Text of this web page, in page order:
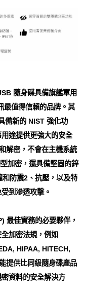
隨身碟具備旗艦軍用
最值得信賴的品牌。其
備新的 NIST 強化功
途提供更強大的安全
解密，不會在主機系統
加密，還具備堅固的鋅
防震2、抗壓，以及特
到滲透攻擊。
最佳實務的必要夥伴，
加密法規，例如
HIPAA, HITECH,
提供比同級隨身碟產品
資料的安全解決方